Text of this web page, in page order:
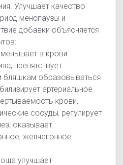
Улучшает качество
менопаузы и
добавки объясняется
в крови
препятствует
бляшкам образовываться
артериальное
крови,
сосуды, регулирует
оказывает
желчегонное
улучшает